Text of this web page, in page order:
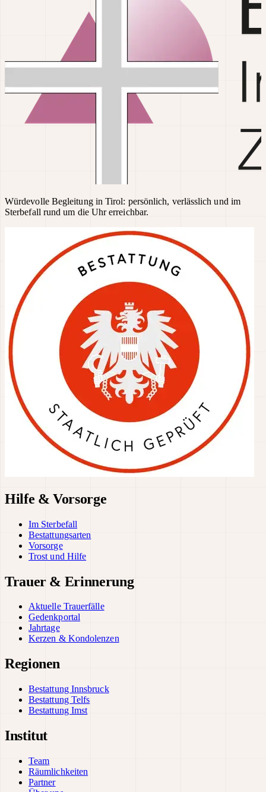
Würdevolle Begleitung in Tirol: persönlich, verlässlich und im
Sterbefall rund um die Uhr erreichbar.
Hilfe & Vorsorge
Im Sterbefall
Bestattungsarten
Vorsorge
Trost und Hilfe
Trauer & Erinnerung
Aktuelle Trauerfälle
Gedenkportal
Jahrtage
Kerzen & Kondolenzen
Regionen
Bestattung Innsbruck
Bestattung Telfs
Bestattung Imst
Institut
Team
Räumlichkeiten
Partner